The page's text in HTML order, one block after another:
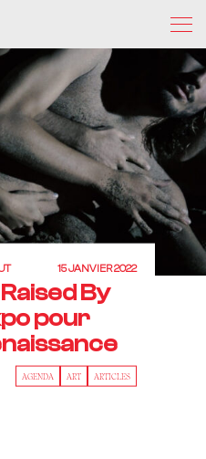
15 JANVIER 2022
By
pour
AGENDA ART ARTICLES